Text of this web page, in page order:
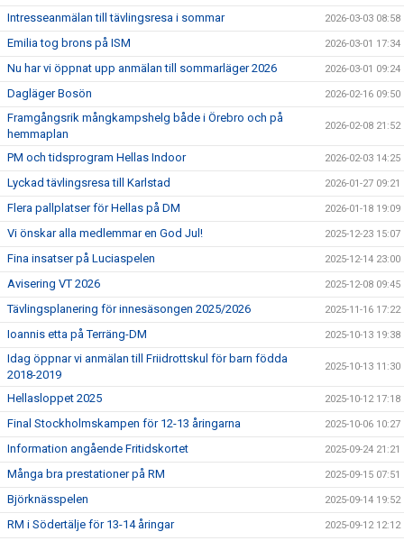
Intresseanmälan till tävlingsresa i sommar 2026-03-03 08:58
Emilia tog brons på ISM 2026-03-01 17:34
Nu har vi öppnat upp anmälan till sommarläger 2026 2026-03-01 09:24
Dagläger Bosön 2026-02-16 09:50
Framgångsrik mångkampshelg både i Örebro och på
hemmaplan
2026-02-08 21:52
PM och tidsprogram Hellas Indoor 2026-02-03 14:25
Lyckad tävlingsresa till Karlstad 2026-01-27 09:21
Flera pallplatser för Hellas på DM 2026-01-18 19:09
Vi önskar alla medlemmar en God Jul! 2025-12-23 15:07
Fina insatser på Luciaspelen 2025-12-14 23:00
Avisering VT 2026 2025-12-08 09:45
Tävlingsplanering för innesäsongen 2025/2026 2025-11-16 17:22
Ioannis etta på Terräng-DM 2025-10-13 19:38
Idag öppnar vi anmälan till Friidrottskul för barn födda
2018-2019
2025-10-13 11:30
Hellasloppet 2025 2025-10-12 17:18
Final Stockholmskampen för 12-13 åringarna 2025-10-06 10:27
Information angående Fritidskortet 2025-09-24 21:21
Många bra prestationer på RM 2025-09-15 07:51
Björknässpelen 2025-09-14 19:52
RM i Södertälje för 13-14 åringar 2025-09-12 12:12